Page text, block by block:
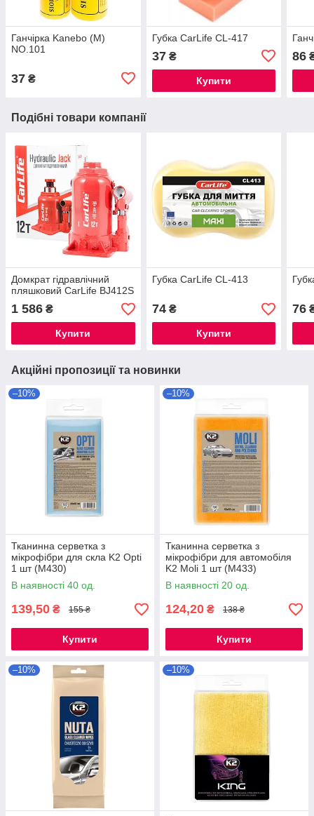
Ганчірка Kanebo (М)
NO.101
37 ₴
Губка CarLife CL-417
37₴
Купити
86
Подібні товари компанії
Домкрат гідравлічний
пляшковий CarLife BJ412S
1 586 ₴
Купити
Губка CarLife CL-413
74₴
Купити
76
Акційні пропозиції та новинки
–10%
Тканинна серветка з
мікрофібри для скла K2 Opti
1 шт (M430)
В наявності 40 од.
139,50 ₴ 155 ₴
Купити
–10%
Тканинна серветка з
мікрофібри для автомобіля
K2 Moli 1 шт (M433)
В наявності 20 од.
124,20 ₴ 138 ₴
Купити
–10% –10%